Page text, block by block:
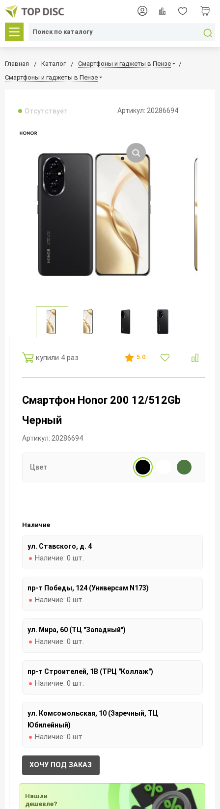
Главная Каталог
Смартфоны и гаджеты в Пензе
Смартфоны и гаджеты в Пензе
Отсутствует Артикул: 20286694
купили 4 раз 5.0
Смартфон Honor 200 12/512Gb
Черный
Артикул: 20286694
Цвет
Наличие
ул. Ставского, д. 4
Наличие: 0 шт.
пр-т Победы, 124 (Универсам N173)
Наличие: 0 шт.
ул. Мира, 60 (ТЦ "Западный")
Наличие: 0 шт.
пр-т Строителей, 1В (ТРЦ "Коллаж")
Наличие: 0 шт.
ул. Комсомольская, 10 (Заречный, ТЦ
Юбилейный)
Наличие: 0 шт.
ХОЧУ ПОД ЗАКАЗ
Нашли
дешевле?